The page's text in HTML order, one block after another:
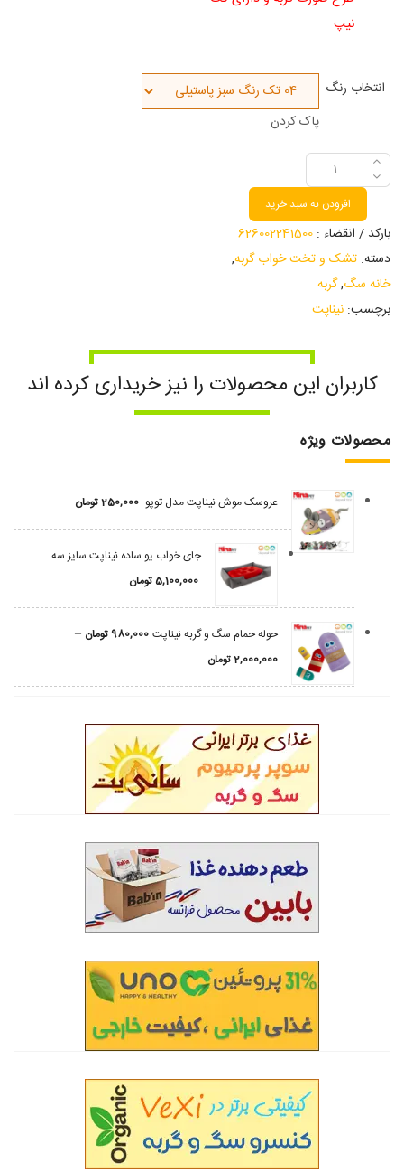
نیپ
انتخاب رنگ
پاک کردن
افزودن به سبد خرید
بارکد / انقضاء :626002241500
دسته:تشک و تخت خواب گربه,
خانه سگ,گربه
برچسب:نیناپت
کاربران این محصولات را نیز خریداری کرده اند
محصولات ویژه
عروسک موش نیناپت مدل توپو 250,000تومان
جای خواب یو ساده نیناپت سایز سه
5,100,000تومان
حوله حمام سگ و گربه نیناپت 980,000 تومان –
2,000,000تومان